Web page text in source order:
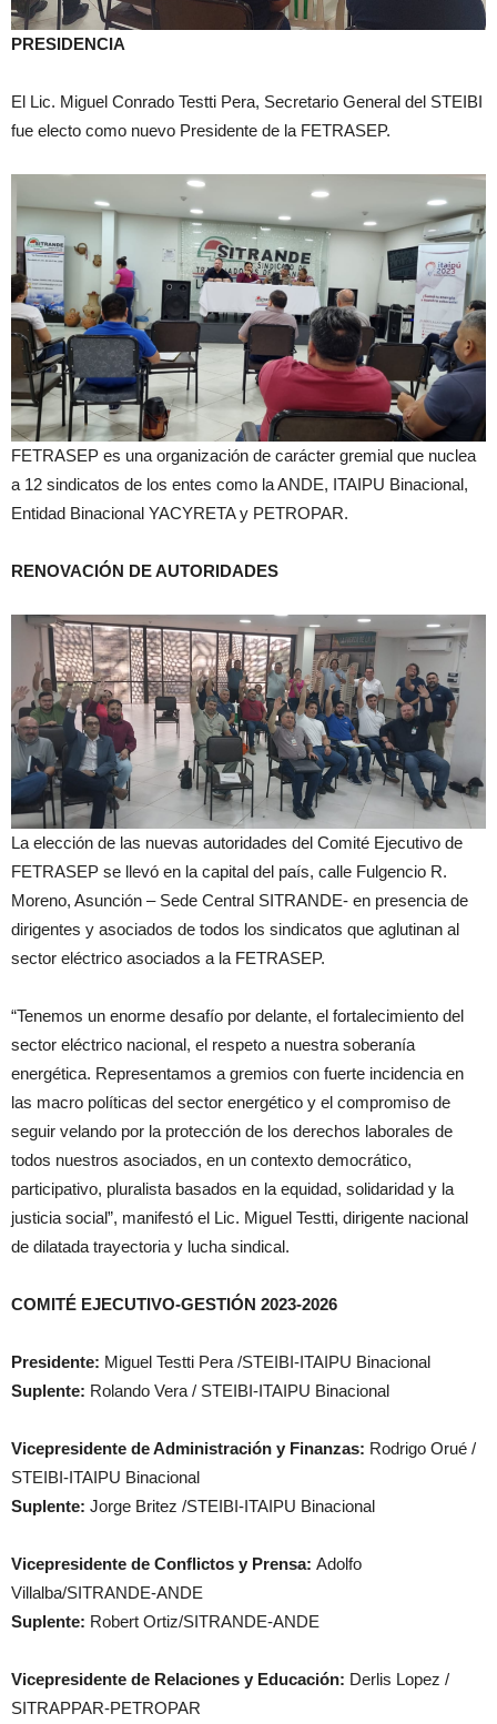
PRESIDENCIA
El Lic. Miguel Conrado Testti Pera, Secretario General del STEIBI
fue electo como nuevo Presidente de la FETRASEP.
FETRASEP es una organización de carácter gremial que nuclea
a 12 sindicatos de los entes como la ANDE, ITAIPU Binacional,
Entidad Binacional YACYRETA y PETROPAR.
RENOVACIÓN DE AUTORIDADES
La elección de las nuevas autoridades del Comité Ejecutivo de
FETRASEP se llevó en la capital del país, calle Fulgencio R.
Moreno, Asunción – Sede Central SITRANDE- en presencia de
dirigentes y asociados de todos los sindicatos que aglutinan al
sector eléctrico asociados a la FETRASEP.
“Tenemos un enorme desafío por delante, el fortalecimiento del
sector eléctrico nacional, el respeto a nuestra soberanía
energética. Representamos a gremios con fuerte incidencia en
las macro políticas del sector energético y el compromiso de
seguir velando por la protección de los derechos laborales de
todos nuestros asociados, en un contexto democrático,
participativo, pluralista basados en la equidad, solidaridad y la
justicia social”, manifestó el Lic. Miguel Testti, dirigente nacional
de dilatada trayectoria y lucha sindical.
COMITÉ EJECUTIVO-GESTIÓN 2023-2026
Presidente: Miguel Testti Pera /STEIBI-ITAIPU Binacional
Suplente: Rolando Vera / STEIBI-ITAIPU Binacional
Vicepresidente de Administración y Finanzas: Rodrigo Orué /
STEIBI-ITAIPU Binacional
Suplente: Jorge Britez /STEIBI-ITAIPU Binacional
Vicepresidente de Conflictos y Prensa: Adolfo
Villalba/SITRANDE-ANDE
Suplente: Robert Ortiz/SITRANDE-ANDE
Vicepresidente de Relaciones y Educación: Derlis Lopez /
SITRAPPAR-PETROPAR